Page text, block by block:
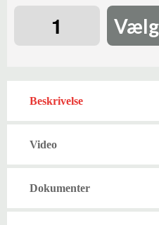
Beskrivelse
Video
Dokumenter